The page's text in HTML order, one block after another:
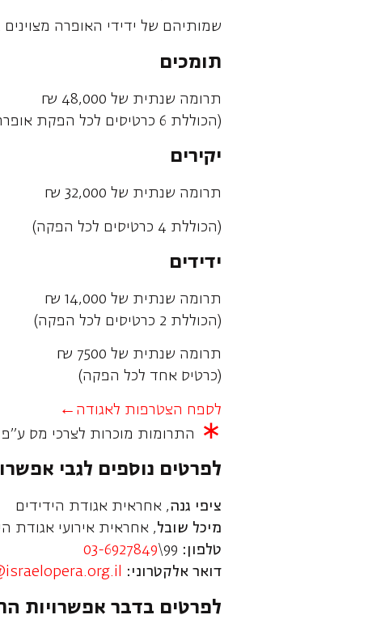
שמותיהם של ידידי האופרה
תומכים
תרומה שנתית של 48,000 ₪
(הכוללת 6 כרטיסים לכל הפקת אופרה)
יקירים
תרומה שנתית של 32,000 ₪
(הכוללת 4 כרטיסים לכל הפקה)
ידידים
תרומה שנתית של 14,000 ₪
(הכוללת 2 כרטיסים לכל הפקה)
תרומה שנתית של 7500 ₪
(כרטיס אחד לכל הפקה)
לספח הצטרפות לאגודה←
∗ התרומות מוכרות לצרכי מס ע"פ סעיף 46 לפקודת
לפרטים נוספים לגבי
ציפי גנה, אחראית אגודת הידידים
מיכל שובל, אחראית אירועי אגודת
טלפון:
03-6927849
דואר אלקטרוני:
לפרטים בדבר אפשרויות